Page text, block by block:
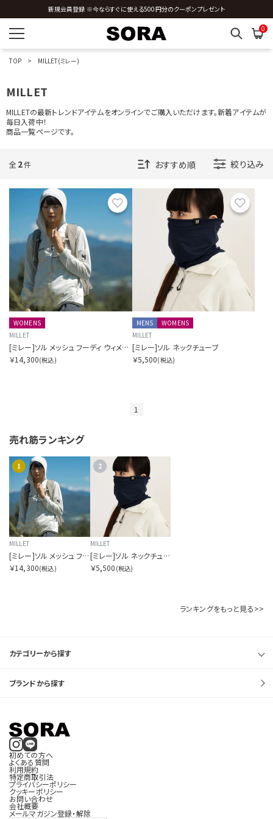
Manual alphabet
MANUAL ALPHABET FOR PLAY
MERRELL
MILLET
MoST
MOVIE TEE
Munekawa
MUSIC TEE
R
S
T
U
Z
OTHERS
カラーを指定する
在庫を指定する
新規会員登録 ※今ならすぐに使える500円分のクーポンプレゼント
0
TOP MILLET(ミレー)
MILLET
MILLETの最新トレンドアイテムをオンラインでご購入いただけます。新着アイテムが
毎日入荷中！
商品一覧ページです。
全 2件 絞り込み
お気に入り
WOMENS
MILLET
[ミレー]ソル メッシュ フーディ ウィメンズ
￥14,300(税込)
MENS
WOMENS
MILLET
[ミレー]ソル ネックチューブ
￥5,500(税込)
1
売れ筋ランキング
1
MILLET
[ミレー]ソル メッシュ フーディ ウィメンズ
￥14,300(税込)
2
MILLET
[ミレー]ソル ネックチューブ
￥5,500 (税込)
ランキングをもっと見る>>
カテゴリーから探す
ブランドから探す
初めての方へ
よくある質問
利用規約
特定商取引法
プライバシーポリシー
クッキーポリシー
お問い合わせ
会社概要
メールマガジン登録・解除